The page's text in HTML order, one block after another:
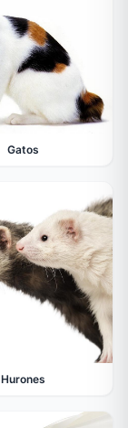
Gatos
Hurones